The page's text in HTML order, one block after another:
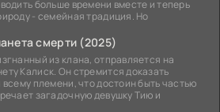
больше времени вместе и теперь
- семейная традиция. Но
смерти (2025)
из клана, отправляется на
Калиск. Он стремится доказать
всему племени, что достоин быть частью
загадочную девушку Тию и